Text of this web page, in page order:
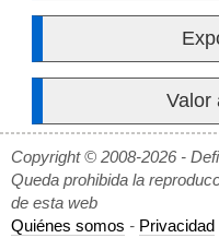
Valor
Copyright © 2008-2026 -
Queda prohibida la
de esta web
Quiénes somos - Privacidad